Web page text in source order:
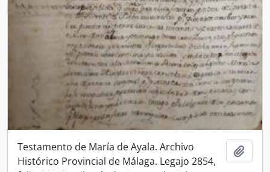
Testamento de María de Ayala. Archivo
Histórico Provincial de Málaga. Legajo 2854,